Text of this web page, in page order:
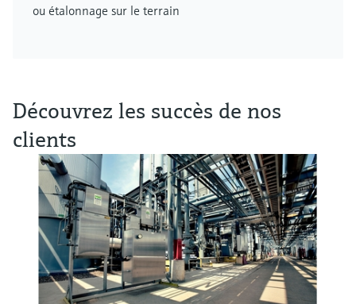
ou étalonnage sur le terrain
Découvrez les succès de nos
clients